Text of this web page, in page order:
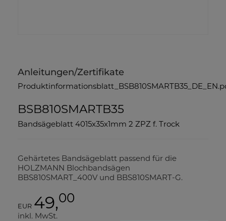
Anleitungen/Zertifikate
BSB810SMARTB35
Bandsägeblatt 4015x35x1mm 2 ZPZ f. Trock
Gehärtetes Bandsägeblatt passend für die
HOLZMANN Blochbandsägen
BBS810SMART_400V und BBS810SMART-G.
EUR 49,00
inkl. MwSt.